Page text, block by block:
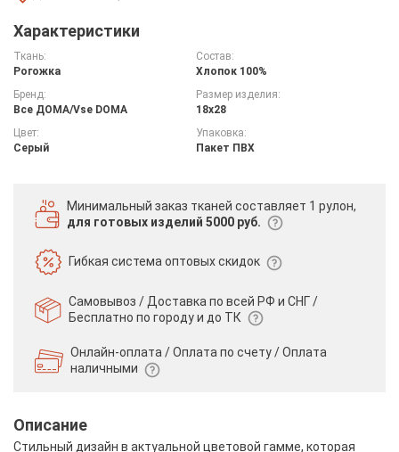
Характеристики
Ткань:
Рогожка
Состав:
Хлопок 100%
Бренд:
Все ДOMA/Vse DOMA
Размер изделия:
18х28
Цвет:
Серый
Упаковка:
Пакет ПВХ
Минимальный заказ тканей составляет 1 рулон,
для готовых изделий 5000 руб.
Гибкая системаоптовых скидок
Самовывоз / Доставка по всей РФ и СНГ /
Бесплатно по городу и до ТК
Онлайн-оплата / Оплата по счету /Оплата
наличными
Описание
Стильный дизайн в актуальной цветовой гамме, которая